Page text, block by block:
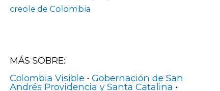
creole de Colombia
MÁS SOBRE:
Colombia Visible • Gobernación de San
Andrés Providencia y Santa Catalina •